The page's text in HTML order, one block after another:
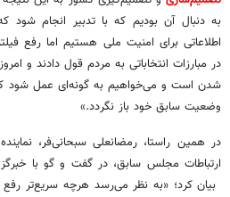
به دنبال آن بودیم که با تدبیر انجام شود
اطلاعاتی برای امنیت ملی هستیم اما رفع
در مبارزات انتخاباتی به مردم قول دادند و
شدن است و می‌خواهیم به گونه‌ای عمل شود
وضعیت سابق خود باز نگردد.»
در همین راستا، رمضانعلی سبحانی‌فر،
ارتباطات مجلس سابق، در گفت و گو با
بیان کرد؛ «به نظر می‌رسد هرچه سریع‌تر رفع